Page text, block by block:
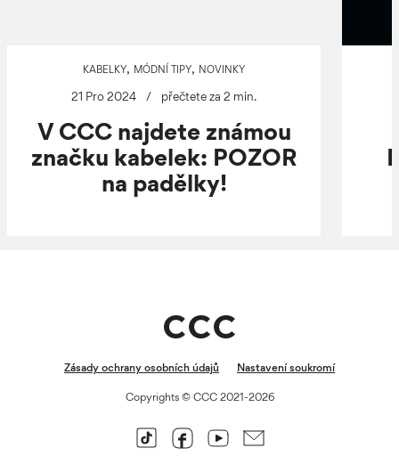
KABELKY, MÓDNÍ TIPY, NOVINKY
21 Pro 2024 / přečtete za 2 min.
V CCC najdete známou
značku kabelek: POZOR
na padělky!
Zásady ochrany osobních údajů Nastavení soukromí
Copyrights © CCC 2021-2026